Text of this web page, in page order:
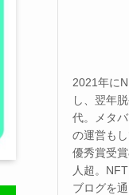
2021年に
し、翌年
代。メタ
の運営も
優秀賞受
人超。
ブログを